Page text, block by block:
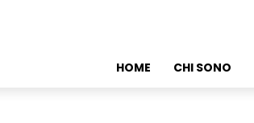
HOME CHI SONO